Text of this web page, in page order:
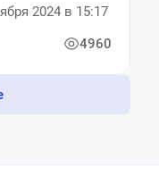
2024 в 15:17
4960